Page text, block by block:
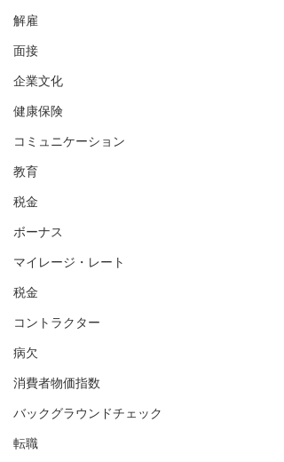
解雇
面接
企業文化
健康保険
コミュニケーション
教育
税金
ボーナス
マイレージ・レート
税金
コントラクター
病欠
消費者物価指数
バックグラウンドチェック
転職